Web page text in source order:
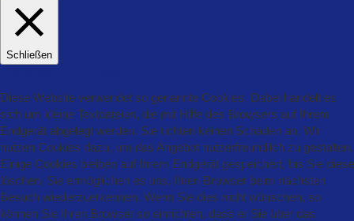
Schließen
Diese Website verwendet so genannte Cookies. Dabei handelt es
sich um kleine Textdateien, die mit Hilfe des Browsers auf Ihrem
Endgerät abgelegt werden. Sie richten keinen Schaden an. Wir
nutzen Cookies dazu, um das Angebot nutzerfreundlich zu gestalten.
Einige Cookies bleiben auf Ihrem Endgerät gespeichert, bis Sie diese
löschen. Sie ermöglichen es uns, Ihren Browser beim nächsten
Besuch wiederzuerkennen. Wenn Sie dies nicht wünschen, so
können Sie Ihren Browser so einrichten, dass er Sie über das